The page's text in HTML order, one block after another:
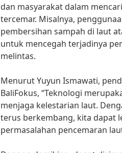
dan masyarakat dalam
tercemar. Misalnya,
pembersihan sampah di laut
untuk mencegah terjadinya
melintas.
Menurut Yuyun Ismawati,
BaliFokus, “Teknologi
menjaga kelestarian laut.
terus berkembang, kita dapat
permasalahan pencemaran